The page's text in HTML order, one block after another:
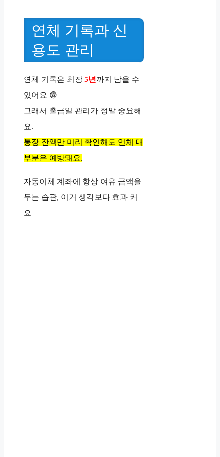
연체 기록과 신
용도 관리
연체 기록은 최장 5년 까지 남을 수
있어요 😨
그래서 출금일 관리가 정말 중요해
요.
통장 잔액만 미리 확인해도 연체 대
부분은 예방돼요.
자동이체 계좌에 항상 여유 금액을
두는 습관, 이거 생각보다 효과 커
요.